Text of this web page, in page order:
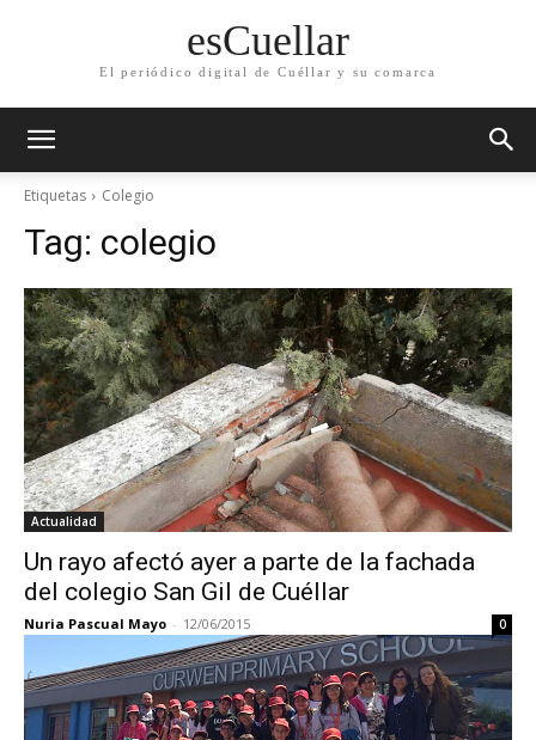
esCuellar
El periódico digital de Cuéllar y su comarca
Etiquetas Colegio
Tag: colegio
Actualidad
Un rayo afectó ayer a parte de la fachada
del colegio San Gil de Cuéllar
Nuria Pascual Mayo - 12/06/2015 0